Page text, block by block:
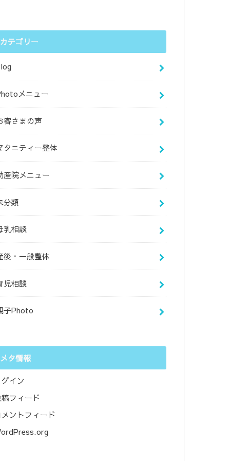
カテゴリー
メニュー
客さまの声
タニティー整体
産院メニュー
分類
乳相談
後・一般整体
児相談
子Photo
メタ情報
イン
フィード
ントフィード